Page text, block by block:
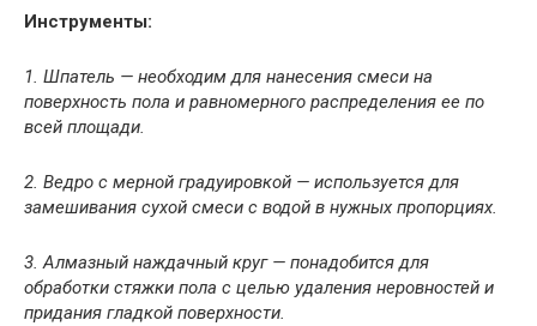
Инструменты:
1. Шпатель — необходим для нанесения смеси на
поверхность пола и равномерного распределения ее по
всей площади.
2. Ведро с мерной градуировкой — используется для
замешивания сухой смеси с водой в нужных пропорциях.
3. Алмазный наждачный круг — понадобится для
обработки стяжки пола с целью удаления неровностей и
придания гладкой поверхности.